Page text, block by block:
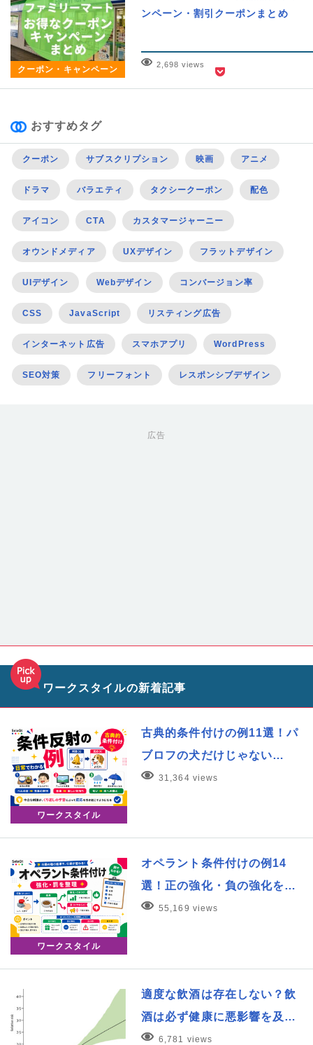
クーポン・キャンペーン
ンペーン・割引クーポンまとめ
2,698 views
おすすめタグ
クーポン サブスクリプション 映画 アニメ
ドラマ バラエティ タクシークーポン 配色
アイコン CTA カスタマージャーニー
オウンドメディア UXデザイン フラットデザイン
UIデザイン Webデザイン コンバージョン率
CSS JavaScript リスティング広告
インターネット広告 スマホアプリ WordPress
SEO対策 フリーフォント レスポンシブデザイン
広告
ワークスタイルの新着記事
ワークスタイル
古典的条件付けの例11選！パ
ブロフの犬だけじゃない…
31,364 views
ワークスタイル
オペラント条件付けの例14
選！正の強化・負の強化を…
55,169 views
適度な飲酒は存在しない？飲
酒は必ず健康に悪影響を及…
6,781 views